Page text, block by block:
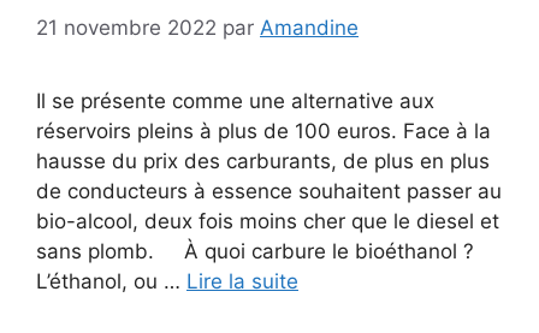
21 novembre 2022 par Amandine
Il se présente comme une alternative aux
réservoirs pleins à plus de 100 euros. Face à la
hausse du prix des carburants, de plus en plus
de conducteurs à essence souhaitent passer au
bio-alcool, deux fois moins cher que le diesel et
sans plomb. À quoi carbure le bioéthanol ?
L’éthanol, ou … Lire la suite